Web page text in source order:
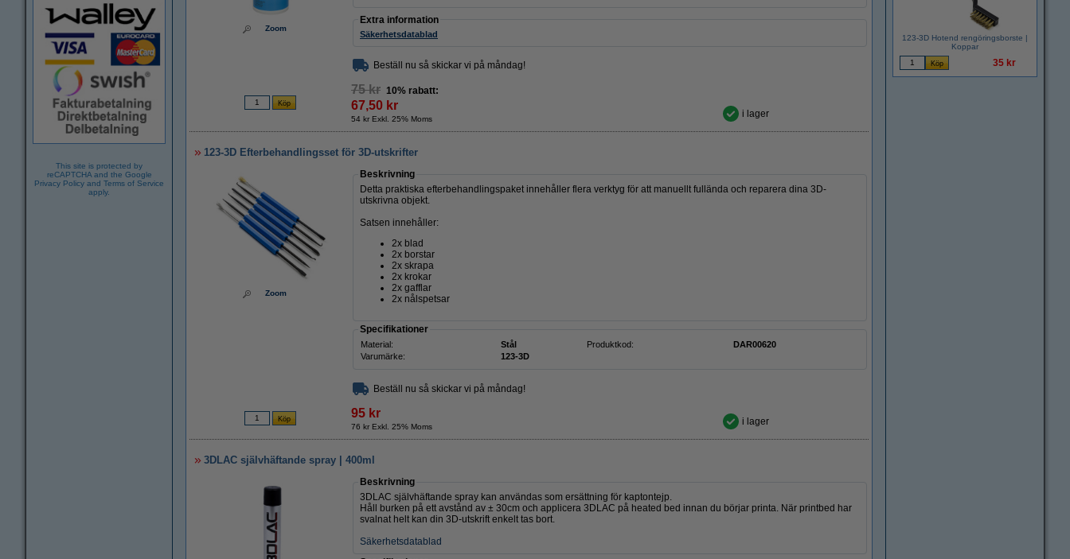
This site is protected by
reCAPTCHA and the Google
Privacy Policy and Terms of Service
apply.
Zoom
Extra information
Säkerhetsdatablad
Beställ nu så skickar vi på måndag!
75 kr 10% rabatt:
67,50 kr
54 kr Exkl. 25% Moms i lager
123-3D Efterbehandlingsset för 3D-utskrifter
Zoom
Beskrivning
Detta praktiska efterbehandlingspaket innehåller flera verktyg för att manuellt fullända och reparera dina 3D-
utskrivna objekt.
Satsen innehåller:
2x blad
2x borstar
2x skrapa
2x krokar
2x gafflar
2x nålspetsar
Specifikationer
Material: Stål Produktkod:
DAR00620
Varumärke:
123-3D
Beställ nu så skickar vi på måndag!
95 kr
76 kr Exkl. 25% Moms i lager
3DLAC självhäftande spray | 400ml
Beskrivning
3DLAC självhäftande spray kan användas som ersättning för kaptontejp.
Håll burken på ett avstånd av ± 30cm och applicera 3DLAC på heated bed innan du börjar printa. När printbed har
svalnat helt kan din 3D-utskrift enkelt tas bort.
Säkerhetsdatablad
123-3D Hotend rengöringsborste |
Koppar
35 kr